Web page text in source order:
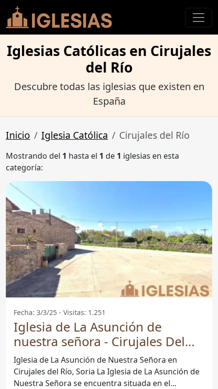
Iglesias Católicas en Cirujales
del Río
Descubre todas las iglesias que existen en
España
Inicio Iglesia Católica Cirujales del Río
Mostrando del 1 hasta el 1 de 1 iglesias en esta
categoría:
Fecha: 3/3/25 - Visitas: 1.251
Iglesia de La Asunción de
nuestra señora - Cirujales Del
Río
Iglesia de La Asunción de Nuestra Señora en
Cirujales del Río, Soria La Iglesia de La Asunción de
Nuestra Señora se encuentra situada en el